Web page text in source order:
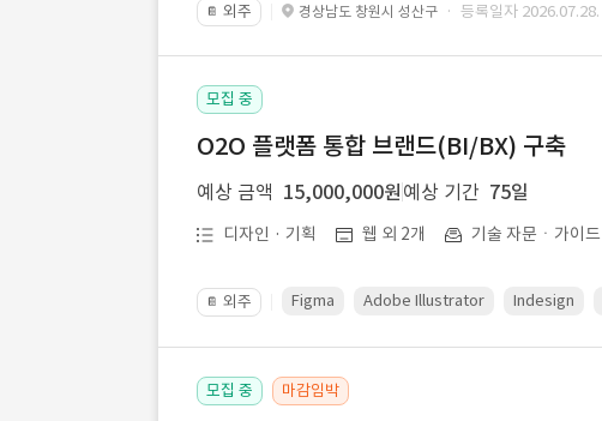
📔 외주 경상남도 창원시 성산구 · 등록일자 2026.07.28.
모집 중
O2O 플랫폼 통합 브랜드(BI/BX) 구축
예상 금액 15,000,000원 예상 기간 75일
디자인 · 기획 웹 외 2개 기술 자문ㆍ가이드
📔 외주 Figma Adobe Illustrator Indesign
모집 중 마감임박